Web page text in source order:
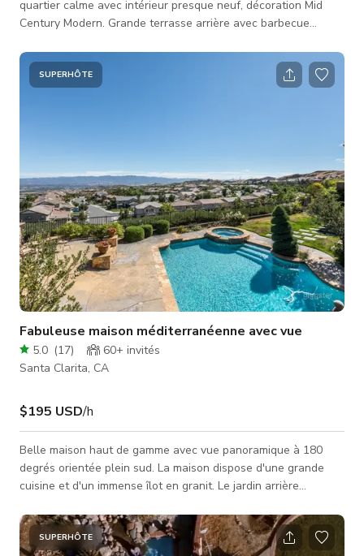
quartier calme avec intérieur presque neuf, décoration Mid
Century Modern. Grande terrasse arrière avec barbecue
vue dégagée orientée ouest sur la vallée de Santa Clarita et
les montagnes. Piscine Pebble tech entourée d'un
SUPERHÔTE
Fabuleuse maison méditerranéenne avec vue
5.0 (17) 60+ invités
Santa Clarita, CA
$195 USD/h
Belle maison haut de gamme avec vue panoramique à 180
degrés orientée plein sud. La maison dispose d'une grande
cuisine et d'un immense îlot en granit. Le jardin arrière
une cheminée, un spa et un espace barbecue. Excellente
disposition intérieure et extérieure pour le tournage avec des
SUPERHÔTE